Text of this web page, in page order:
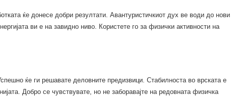
ќе донесе добри резултати. Авантуристичкиот дух ве води до нови
ви е на завидно ниво. Користете го за физички активности на
ќе ги решавате деловните предизвици. Стабилноста во врската е
Добро се чувствувате, но не заборавајте на редовната физичка